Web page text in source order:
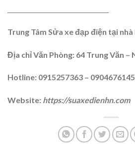
Trung Tâm Sửa xe đạp điện tại
Địa chỉ Văn Phòng: 64 Trung Văn –
Hotline: 0915257363 – 0904676145
Website: https://suaxedienhn.com